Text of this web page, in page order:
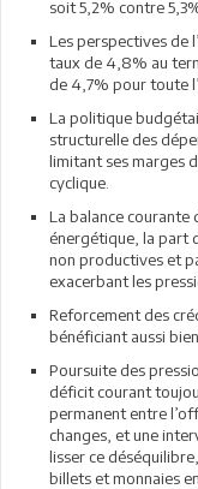
soit 5,2% contre
Les perspectives de
taux de 4,8% au
de 4,7% pour toute
La politique
structurelle des
limitant ses marges
cyclique.
La balance courante
énergétique, la part
non productives et
exacerbant les
Reforcement des
bénéficiant aussi
Poursuite des
déficit courant
permanent entre
changes, et une
lisser ce
billets et monnaies